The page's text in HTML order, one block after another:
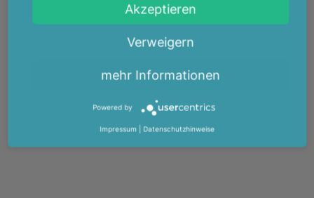
Akzeptieren
Verweigern
mehr Informationen
Powered by
Impressum Datenschutzhinweise